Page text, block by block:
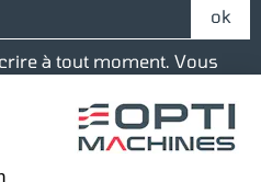
à tout moment. Vous
site.